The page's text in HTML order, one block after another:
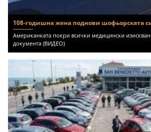
108-годишна жена поднови шофьорската
Американката покри всички медицински
документа (ВИДЕО)